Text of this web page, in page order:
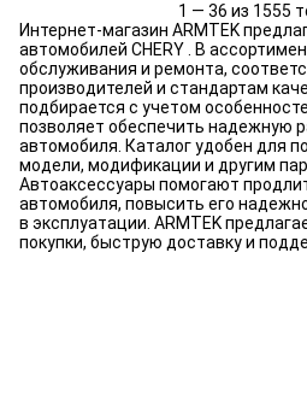
1 — 36 из 1555
Интернет-магазин ARMTEK
автомобилей CHERY . В
обслуживания и ремонта,
производителей и стандартам
подбирается с учетом
позволяет обеспечить надежную
автомобиля. Каталог удобен для
модели, модификации и другим
Автоаксессуары помогают
автомобиля, повысить его
в эксплуатации. ARMTEK
покупки, быструю доставку и